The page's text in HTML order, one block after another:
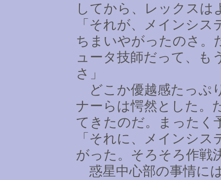
してから、レックスは
「それが、メインシ
ちまいやがったのさ。
ュータ技師だって、も
さ」
どこか優越感たっぷ
ナーらは愕然とした。
てきたのだ。まったく
「それに、メインシ
がった。そろそろ作戦
惑星中心部の事情に